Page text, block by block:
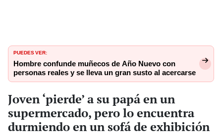
PUEDES VER:
Hombre confunde muñecos de Año Nuevo con
personas reales y se lleva un gran susto al acercarse
Joven ‘pierde’ a su papá en un
supermercado, pero lo encuentra
durmiendo en un sofá de exhibición